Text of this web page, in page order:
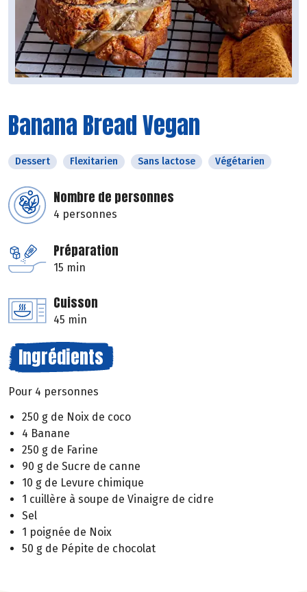
Banana Bread Vegan
Dessert Flexitarien Sans lactose Végétarien
Nombre de personnes
4 personnes
Préparation
15 min
Cuisson
45 min
Ingrédients
Pour 4 personnes
250 g de Noix de coco
4 Banane
250 g de Farine
90 g de Sucre de canne
10 g de Levure chimique
1 cuillère à soupe de Vinaigre de cidre
Sel
1 poignée de Noix
50 g de Pépite de chocolat